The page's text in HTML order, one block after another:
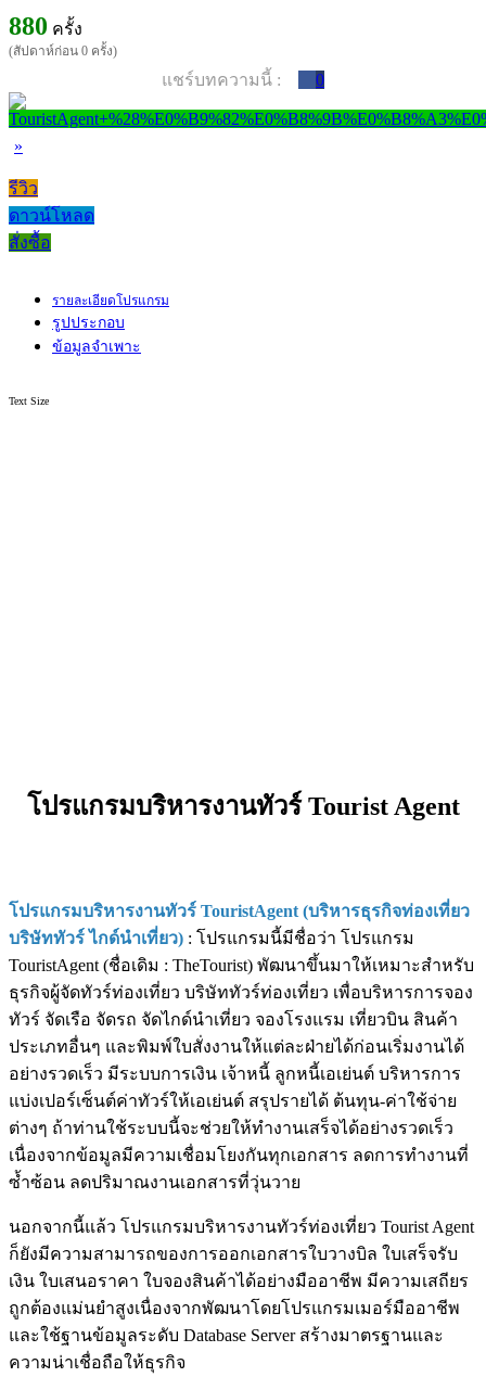
880 ครั้ง
(สัปดาห์ก่อน 0 ครั้ง)
แชร์บทความนี้ : 0
»
รีวิว
ดาวน์โหลด
สั่งซื้อ
รายละเอียดโปรแกรม
รูปประกอบ
ข้อมูลจำเพาะ
Text Size
โปรแกรมบริหารงานทัวร์ Tourist Agent
โปรแกรมบริหารงานทัวร์ TouristAgent (บริหารธุรกิจท่องเที่ยว
บริษัททัวร์ ไกด์นำเที่ยว) : โปรแกรมนี้มีชื่อว่า โปรแกรม
TouristAgent (ชื่อเดิม : TheTourist) พัฒนาขึ้นมาให้เหมาะสำหรับ
ธุรกิจผู้จัดทัวร์ท่องเที่ยว บริษัททัวร์ท่องเที่ยว เพื่อบริหารการจอง
ทัวร์ จัดเรือ จัดรถ จัดไกด์นำเที่ยว จองโรงแรม เที่ยวบิน สินค้า
ประเภทอื่นๆ และพิมพ์ใบสั่งงานให้แต่ละฝ่ายได้ก่อนเริ่มงานได้
อย่างรวดเร็ว มีระบบการเงิน เจ้าหนี้ ลูกหนี้เอเย่นต์ บริหารการ
แบ่งเปอร์เซ็นต์ค่าทัวร์ให้เอเย่นต์ สรุปรายได้ ต้นทุน-ค่าใช้จ่าย
ต่างๆ ถ้าท่านใช้ระบบนี้จะช่วยให้ทำงานเสร็จได้อย่างรวดเร็ว
เนื่องจากข้อมูลมีความเชื่อมโยงกันทุกเอกสาร ลดการทำงานที่
ซ้ำซ้อน ลดปริมาณงานเอกสารที่วุ่นวาย
นอกจากนี้แล้ว โปรแกรมบริหารงานทัวร์ท่องเที่ยว Tourist Agent
ก็ยังมีความสามารถของการออกเอกสารใบวางบิล ใบเสร็จรับ
เงิน ใบเสนอราคา ใบจองสินค้าได้อย่างมืออาชีพ มีความเสถียร
ถูกต้องแม่นยำสูงเนื่องจากพัฒนาโดยโปรแกรมเมอร์มืออาชีพ
และใช้ฐานข้อมูลระดับ Database Server สร้างมาตรฐานและ
ความน่าเชื่อถือให้ธุรกิจ